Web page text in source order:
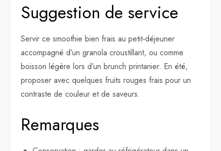
Suggestion de service
Servir ce smoothie bien frais au petit‑déjeuner
accompagné d’un granola croustillant, ou comme
boisson légère lors d’un brunch printanier. En été,
proposer avec quelques fruits rouges frais pour un
contraste de couleur et de saveurs.
Remarques